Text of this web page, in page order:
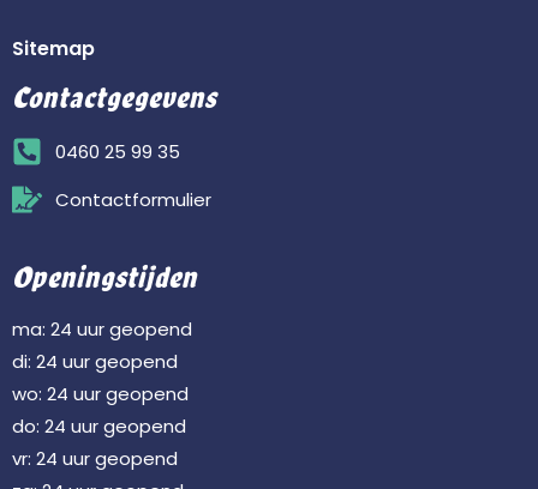
Sitemap
Contactgegevens
0460 25 99 35
Contactformulier
Openingstijden
ma: 24 uur geopend
di: 24 uur geopend
wo: 24 uur geopend
do: 24 uur geopend
vr: 24 uur geopend